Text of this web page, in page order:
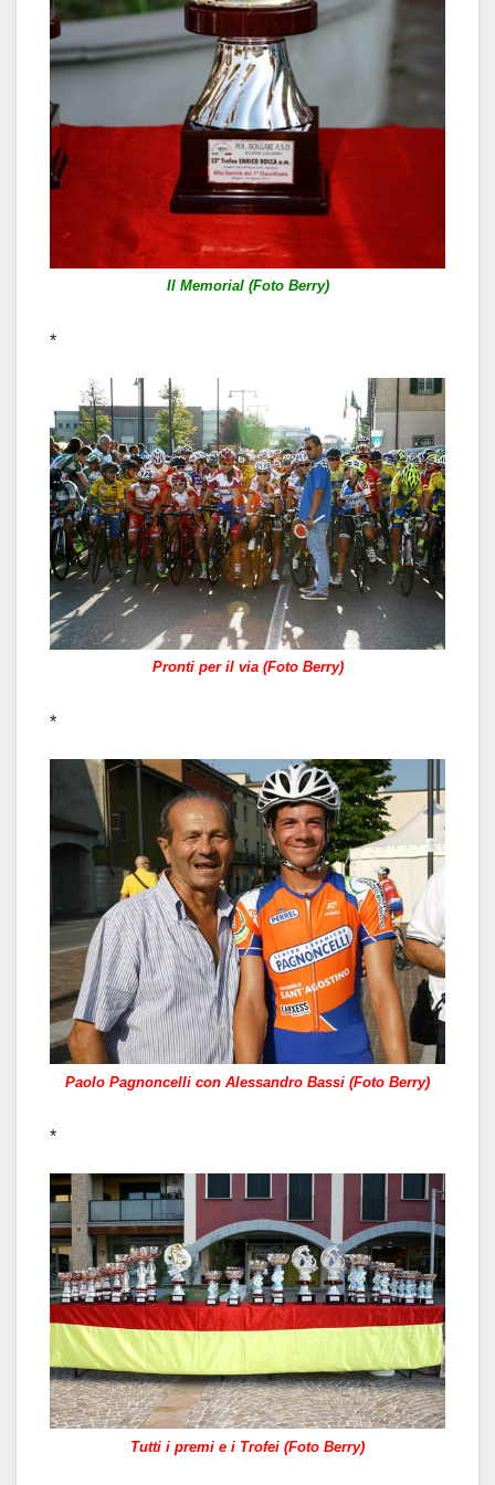
Il Memorial (Foto Berry)
*
Pronti per il via (Foto Berry)
*
Paolo Pagnoncelli con Alessandro Bassi (Foto Berry)
*
Tutti i premi e i Trofei (Foto Berry)